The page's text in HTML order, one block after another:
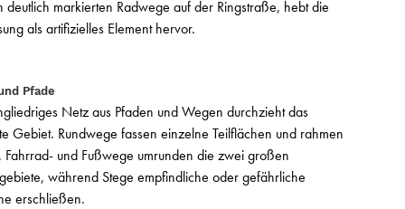
deutlich markierten Radwege auf der Ringstraße, hebt die
als artifizielles Element hervor.
Pfade
Netz aus Pfaden und Wegen durchzieht das
Gebiet. Rundwege fassen einzelne Teilflächen und rahmen
Fahrrad- und Fußwege umrunden die zwei großen
während Stege empfindliche oder gefährliche
erschließen.